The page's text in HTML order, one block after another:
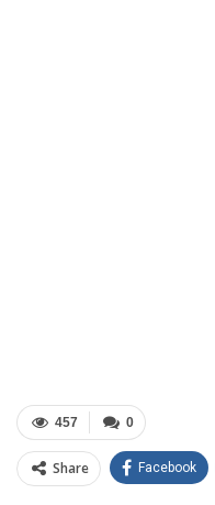
0
457
Share Facebook